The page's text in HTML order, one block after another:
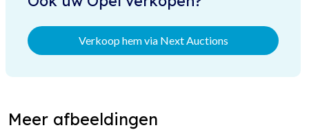
Verkoop hem via Next Auctions
Meer afbeeldingen